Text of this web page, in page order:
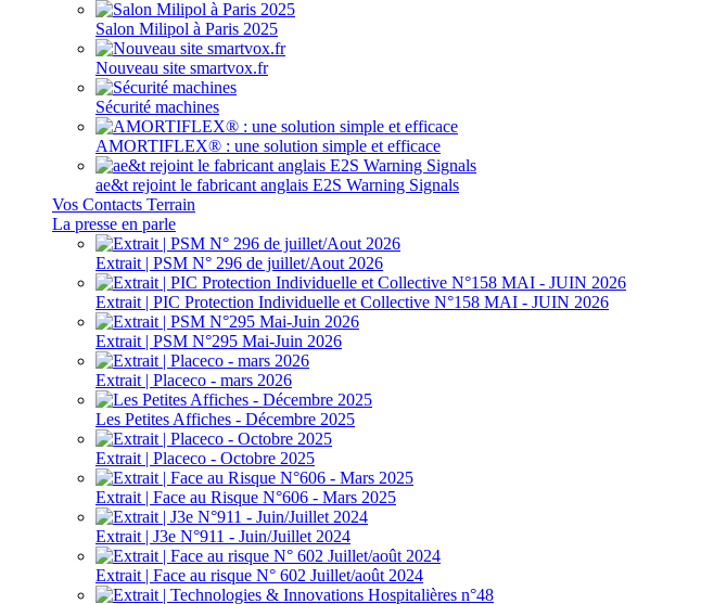
Salon Milipol à Paris 2025
Nouveau site smartvox.fr
Sécurité machines
AMORTIFLEX® : une solution simple et efficace
ae&t rejoint le fabricant anglais E2S Warning Signals
Vos Contacts Terrain
La presse en parle
Extrait | PSM N° 296 de juillet/Aout 2026
Extrait | PIC Protection Individuelle et Collective N°158 MAI - JUIN 2026
Extrait | PSM N°295 Mai-Juin 2026
Extrait | Placeco - mars 2026
Les Petites Affiches - Décembre 2025
Extrait | Placeco - Octobre 2025
Extrait | Face au Risque N°606 - Mars 2025
Extrait | J3e N°911 - Juin/Juillet 2024
Extrait | Face au risque N° 602 Juillet/août 2024